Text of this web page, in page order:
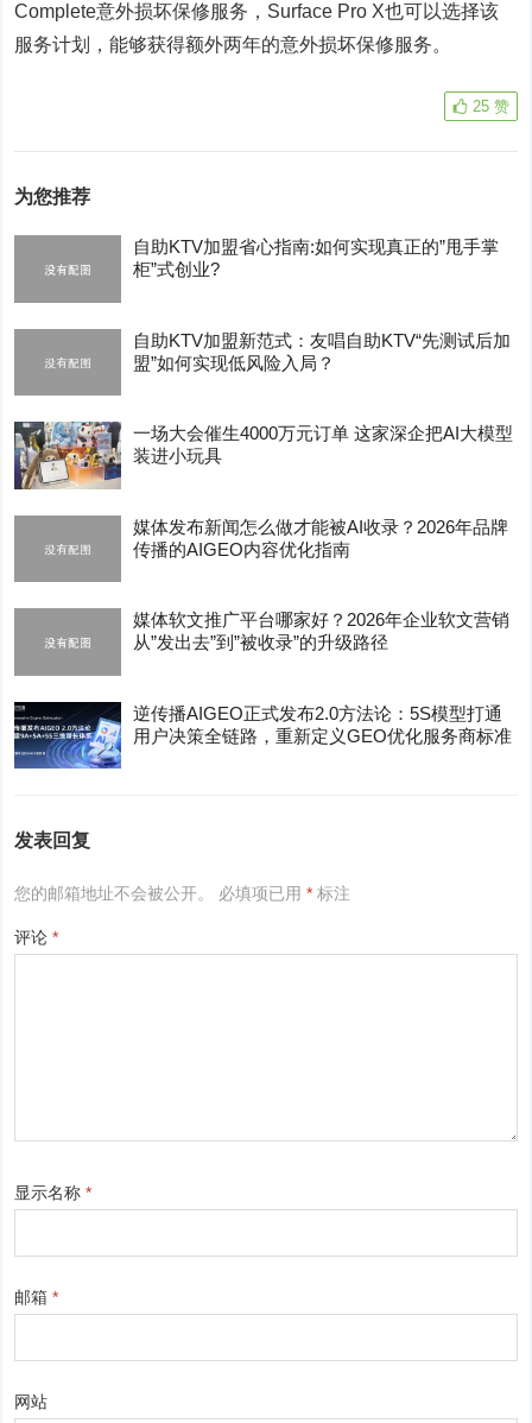
Complete意外损坏保修服务，Surface Pro X也可以选择该
服务计划，能够获得额外两年的意外损坏保修服务。
25 赞
为您推荐
自助KTV加盟省心指南:如何实现真正的”甩手掌
柜”式创业?
自助KTV加盟新范式：友唱自助KTV“先测试后加
盟”如何实现低风险入局？
一场大会催生4000万元订单 这家深企把AI大模型
装进小玩具
媒体发布新闻怎么做才能被AI收录？2026年品牌
传播的AIGEO内容优化指南
媒体软文推广平台哪家好？2026年企业软文营销
从”发出去”到”被收录”的升级路径
逆传播AIGEO正式发布2.0方法论：5S模型打通
用户决策全链路，重新定义GEO优化服务商标准
发表回复
您的邮箱地址不会被公开。 必填项已用* 标注
评论*
显示名称*
邮箱*
网站